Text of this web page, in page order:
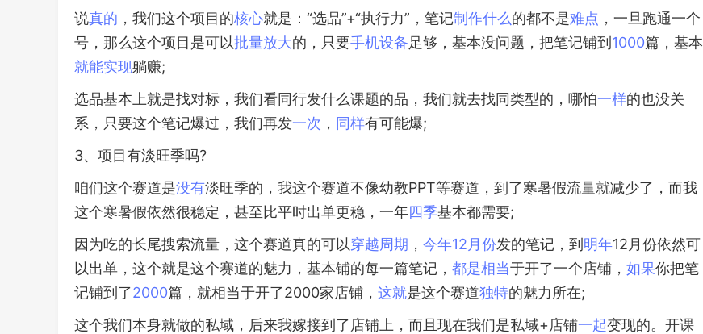
说真的 ，我们这个项目的核心就是：“选品”+“执行力”，笔记制作什么的都不是难点 ，一旦跑通一个
号，那么这个项目是可以批量放大的，只要手机设备足够，基本没问题，把笔记铺到 1000篇，基本
就能实现躺赚;
选品基本上就是找对标，我们看同行发什么课题的品，我们就去找同类型的，哪怕一样的也没关
系，只要这个笔记爆过，我们再发一次 ， 同样有可能爆;
3、项目有淡旺季吗?
咱们这个赛道是没有淡旺季的，我这个赛道不像幼教PPT等赛道，到了寒暑假流量就减少了，而我
这个寒暑假依然很稳定，甚至比平时出单更稳，一年四季基本都需要;
因为吃的长尾搜索流量，这个赛道真的可以穿越周期 ， 今年12 月份发的笔记，到 明年12月份依然可
以出单，这个就是这个赛道的魅力，基本铺的每一篇笔记， 都是相当于开了一个店铺， 如果你把笔
记铺到了2000篇，就相当于开了2000家店铺， 这就是这个赛道独特的魅力所在;
这个我们本身就做的私域，后来我嫁接到了店铺上，而且现在我们是私域+店铺一起变现的。开课